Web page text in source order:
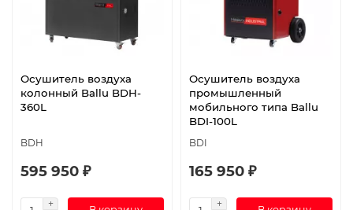
Осушитель воздуха
колонный Ballu BDH-
360L
BDH
595 950 ₽
Осушитель воздуха
промышленный
мобильного типа Ballu
BDI-100L
BDI
165 950 ₽